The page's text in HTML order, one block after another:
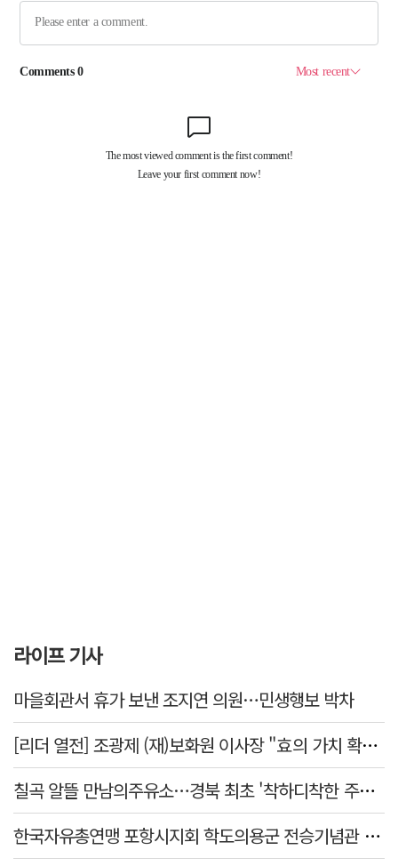
라이프 기사
마을회관서 휴가 보낸 조지연 의원…민생행보 박차
[리더 열전] 조광제 (재)보화원 이사장 "효의 가치 확산 위해 젊은층 참여 이끌어낼 것"
칠곡 알뜰 만남의주유소…경북 최초 '착하디착한 주유소' 선정
한국자유총연맹 포항시지회 학도의용군 전승기념관 방문